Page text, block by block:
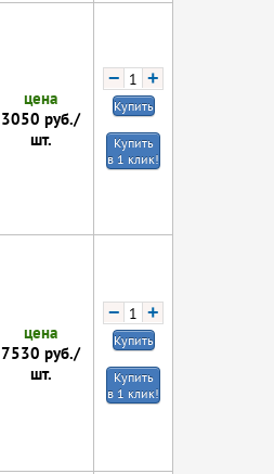
цена
3050 руб./
шт.
− +
Купить
Купить
в 1 клик!
цена
7530 руб./
шт.
− +
Купить
Купить
в 1 клик!